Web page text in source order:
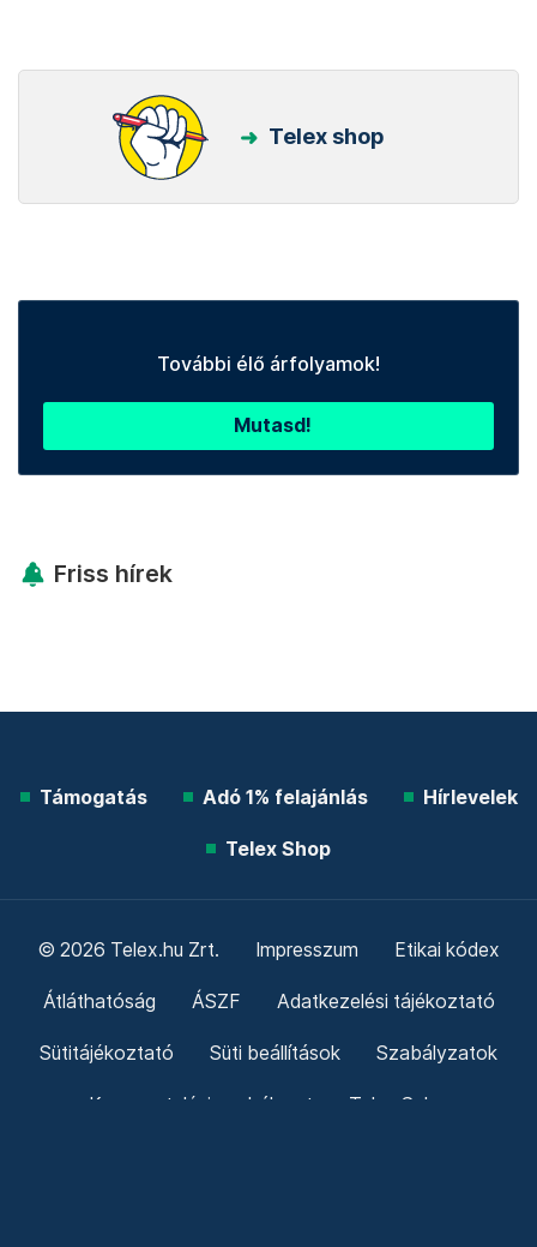
Telex shop
További élő árfolyamok!
Mutasd!
Friss hírek
Támogatás Adó 1% felajánlás Hírlevelek
Telex Shop
© 2026 Telex.hu Zrt. Impresszum Etikai kódex
Átláthatóság ÁSZF Adatkezelési tájékoztató
Sütitájékoztató Süti beállítások Szabályzatok
Kommentelési szabályzat Telex Sales